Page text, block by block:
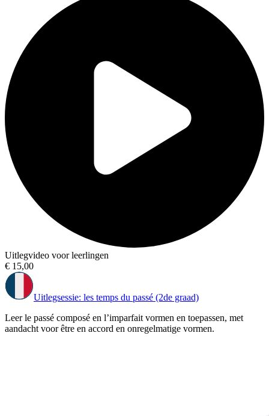
Uitlegvideo voor leerlingen
€ 15,00
Uitlegsessie: les temps du passé (2de graad)
Leer le passé composé en l’imparfait vormen en toepassen, met
aandacht voor être en accord en onregelmatige vormen.